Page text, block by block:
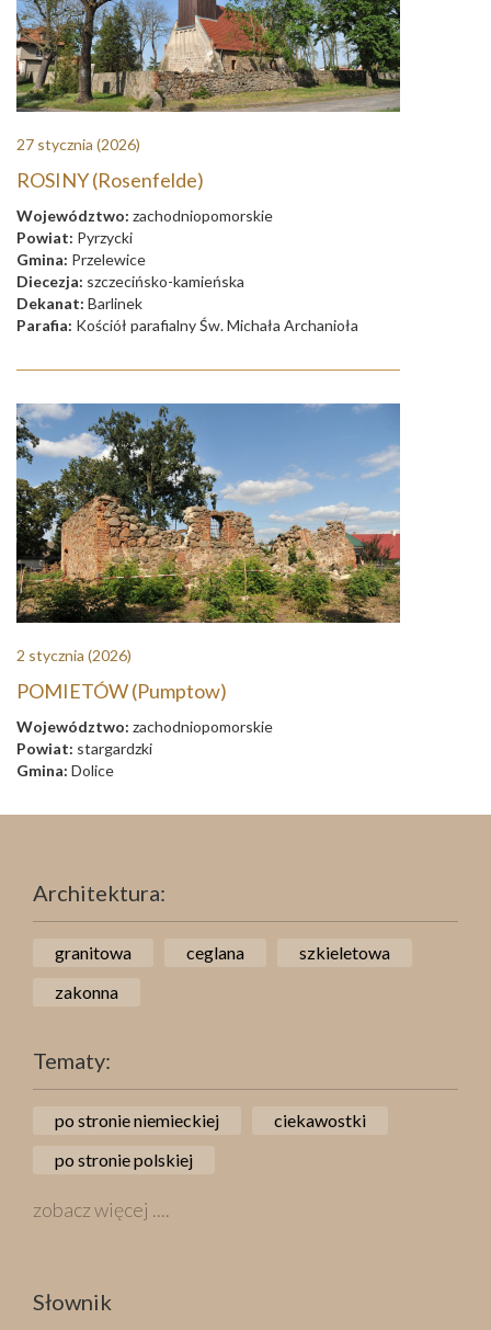
27 stycznia (2026)
ROSINY (Rosenfelde)
Województwo: zachodniopomorskie
Powiat: Pyrzycki
Gmina: Przelewice
Diecezja: szczecińsko-kamieńska
Dekanat: Barlinek
Parafia: Kościół parafialny Św. Michała Archanioła
2 stycznia (2026)
POMIETÓW (Pumptow)
Województwo: zachodniopomorskie
Powiat: stargardzki
Gmina: Dolice
Architektura:
granitowa ceglana
szkieletowa
zakonna
Tematy:
po stronie niemieckiej
ciekawostki
po stronie polskiej
zobacz więcej ....
Słownik